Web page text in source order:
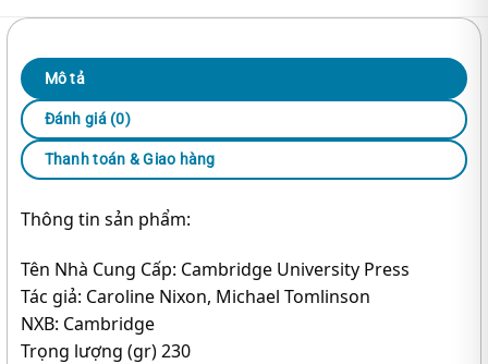
Mô tả
Đánh giá (0)
Thanh toán & Giao hàng
Thông tin sản phẩm:
Tên Nhà Cung Cấp: Cambridge University Press
Tác giả: Caroline Nixon, Michael Tomlinson
NXB: Cambridge
Trọng lượng (gr) 230